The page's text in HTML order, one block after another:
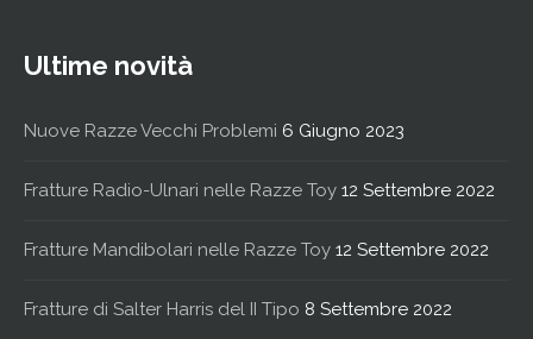
Ultime novità
Nuove Razze Vecchi Problemi 6 Giugno 2023
Fratture Radio-Ulnari nelle Razze Toy 12 Settembre 2022
Fratture Mandibolari nelle Razze Toy 12 Settembre 2022
Fratture di Salter Harris del II Tipo 8 Settembre 2022